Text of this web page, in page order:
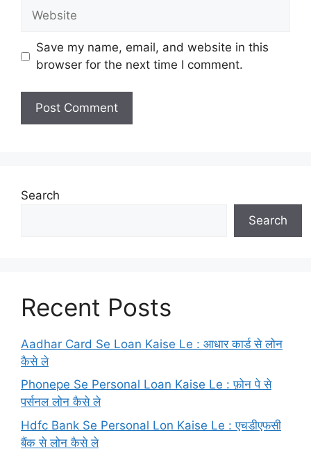
Website
Save my name, email, and website in this
browser for the next time I comment.
Search
Search
Recent Posts
Aadhar Card Se Loan Kaise Le : आधार कार्ड से लोन
कैसे ले
Phonepe Se Personal Loan Kaise Le : फ़ोन पे से
पर्सनल लोन कैसे ले
Hdfc Bank Se Personal Lon Kaise Le : एचडीएफसी
बैंक से लोन कैसे ले